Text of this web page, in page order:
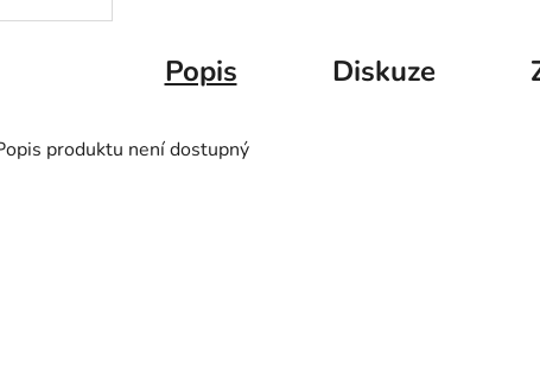
Popis Diskuze
produktu není dostupný